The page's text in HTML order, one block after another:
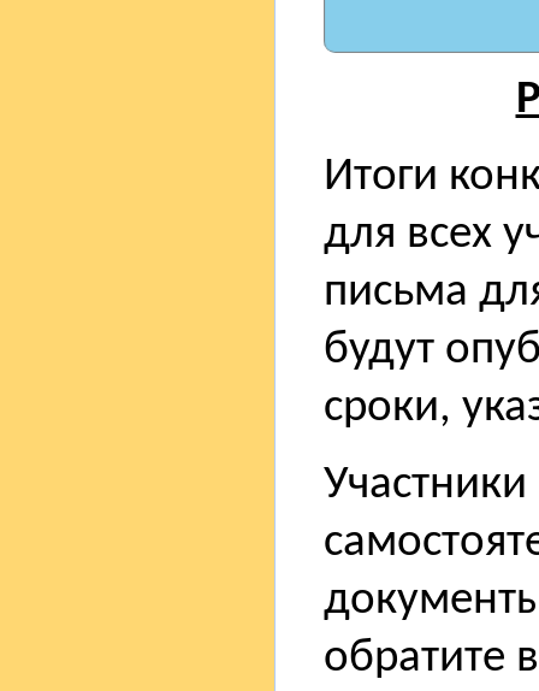
Итоги
для всех
письма
будут
сроки,
обратите